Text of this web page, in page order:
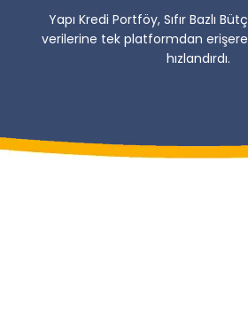
Kariyer
Blog
Yapı Kredi Portföy, Sıfır Bazlı
verilerine tek platformdan
hızlandırdı.